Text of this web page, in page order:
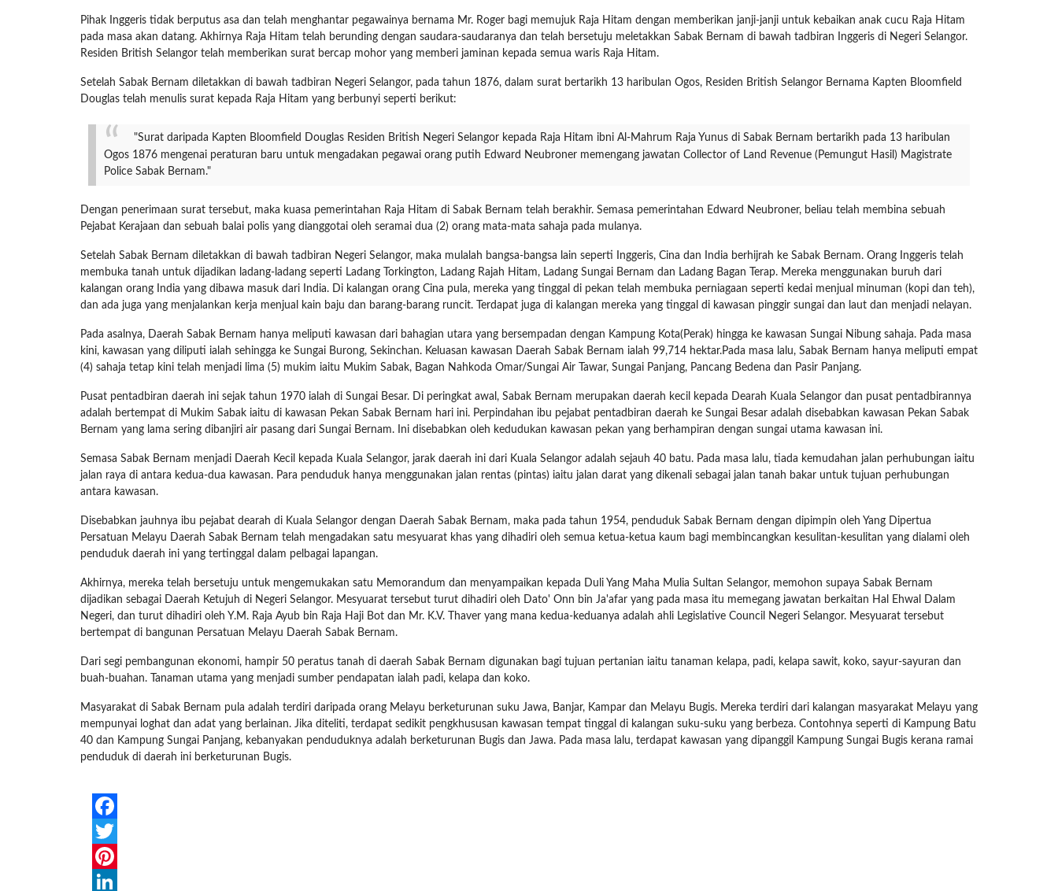
Pihak Inggeris tidak berputus asa dan telah menghantar pegawainya bernama Mr. Roger bagi memujuk Raja Hitam dengan memberikan janji-janji untuk kebaikan anak cucu Raja Hitam
pada masa akan datang. Akhirnya Raja Hitam telah berunding dengan saudara-saudaranya dan telah bersetuju meletakkan Sabak Bernam di bawah tadbiran Inggeris di Negeri Selangor.
Residen British Selangor telah memberikan surat bercap mohor yang memberi jaminan kepada semua waris Raja Hitam.
Setelah Sabak Bernam diletakkan di bawah tadbiran Negeri Selangor, pada tahun 1876, dalam surat bertarikh 13 haribulan Ogos, Residen British Selangor Bernama Kapten Bloomfield
Douglas telah menulis surat kepada Raja Hitam yang berbunyi seperti berikut:
"Surat daripada Kapten Bloomfield Douglas Residen British Negeri Selangor kepada Raja Hitam ibni Al-Mahrum Raja Yunus di Sabak Bernam bertarikh pada 13 haribulan
Ogos 1876 mengenai peraturan baru untuk mengadakan pegawai orang putih Edward Neubroner memengang jawatan Collector of Land Revenue (Pemungut Hasil) Magistrate
Police Sabak Bernam."
Dengan penerimaan surat tersebut, maka kuasa pemerintahan Raja Hitam di Sabak Bernam telah berakhir. Semasa pemerintahan Edward Neubroner, beliau telah membina sebuah
Pejabat Kerajaan dan sebuah balai polis yang dianggotai oleh seramai dua (2) orang mata-mata sahaja pada mulanya.
Setelah Sabak Bernam diletakkan di bawah tadbiran Negeri Selangor, maka mulalah bangsa-bangsa lain seperti Inggeris, Cina dan India berhijrah ke Sabak Bernam. Orang Inggeris telah
membuka tanah untuk dijadikan ladang-ladang seperti Ladang Torkington, Ladang Rajah Hitam, Ladang Sungai Bernam dan Ladang Bagan Terap. Mereka menggunakan buruh dari
kalangan orang India yang dibawa masuk dari India. Di kalangan orang Cina pula, mereka yang tinggal di pekan telah membuka perniagaan seperti kedai menjual minuman (kopi dan teh),
dan ada juga yang menjalankan kerja menjual kain baju dan barang-barang runcit. Terdapat juga di kalangan mereka yang tinggal di kawasan pinggir sungai dan laut dan menjadi nelayan.
Pada asalnya, Daerah Sabak Bernam hanya meliputi kawasan dari bahagian utara yang bersempadan dengan Kampung Kota(Perak) hingga ke kawasan Sungai Nibung sahaja. Pada masa
kini, kawasan yang diliputi ialah sehingga ke Sungai Burong, Sekinchan. Keluasan kawasan Daerah Sabak Bernam ialah 99,714 hektar.Pada masa lalu, Sabak Bernam hanya meliputi empat
(4) sahaja tetap kini telah menjadi lima (5) mukim iaitu Mukim Sabak, Bagan Nahkoda Omar/Sungai Air Tawar, Sungai Panjang, Pancang Bedena dan Pasir Panjang.
Pusat pentadbiran daerah ini sejak tahun 1970 ialah di Sungai Besar. Di peringkat awal, Sabak Bernam merupakan daerah kecil kepada Dearah Kuala Selangor dan pusat pentadbirannya
adalah bertempat di Mukim Sabak iaitu di kawasan Pekan Sabak Bernam hari ini. Perpindahan ibu pejabat pentadbiran daerah ke Sungai Besar adalah disebabkan kawasan Pekan Sabak
Bernam yang lama sering dibanjiri air pasang dari Sungai Bernam. Ini disebabkan oleh kedudukan kawasan pekan yang berhampiran dengan sungai utama kawasan ini.
Semasa Sabak Bernam menjadi Daerah Kecil kepada Kuala Selangor, jarak daerah ini dari Kuala Selangor adalah sejauh 40 batu. Pada masa lalu, tiada kemudahan jalan perhubungan iaitu
jalan raya di antara kedua-dua kawasan. Para penduduk hanya menggunakan jalan rentas (pintas) iaitu jalan darat yang dikenali sebagai jalan tanah bakar untuk tujuan perhubungan
antara kawasan.
Disebabkan jauhnya ibu pejabat dearah di Kuala Selangor dengan Daerah Sabak Bernam, maka pada tahun 1954, penduduk Sabak Bernam dengan dipimpin oleh Yang Dipertua
Persatuan Melayu Daerah Sabak Bernam telah mengadakan satu mesyuarat khas yang dihadiri oleh semua ketua-ketua kaum bagi membincangkan kesulitan-kesulitan yang dialami oleh
penduduk daerah ini yang tertinggal dalam pelbagai lapangan.
Akhirnya, mereka telah bersetuju untuk mengemukakan satu Memorandum dan menyampaikan kepada Duli Yang Maha Mulia Sultan Selangor, memohon supaya Sabak Bernam
dijadikan sebagai Daerah Ketujuh di Negeri Selangor. Mesyuarat tersebut turut dihadiri oleh Dato' Onn bin Ja'afar yang pada masa itu memegang jawatan berkaitan Hal Ehwal Dalam
Negeri, dan turut dihadiri oleh Y.M. Raja Ayub bin Raja Haji Bot dan Mr. K.V. Thaver yang mana kedua-keduanya adalah ahli Legislative Council Negeri Selangor. Mesyuarat tersebut
bertempat di bangunan Persatuan Melayu Daerah Sabak Bernam.
Dari segi pembangunan ekonomi, hampir 50 peratus tanah di daerah Sabak Bernam digunakan bagi tujuan pertanian iaitu tanaman kelapa, padi, kelapa sawit, koko, sayur-sayuran dan
buah-buahan. Tanaman utama yang menjadi sumber pendapatan ialah padi, kelapa dan koko.
Masyarakat di Sabak Bernam pula adalah terdiri daripada orang Melayu berketurunan suku Jawa, Banjar, Kampar dan Melayu Bugis. Mereka terdiri dari kalangan masyarakat Melayu yang
mempunyai loghat dan adat yang berlainan. Jika diteliti, terdapat sedikit pengkhususan kawasan tempat tinggal di kalangan suku-suku yang berbeza. Contohnya seperti di Kampung Batu
40 dan Kampung Sungai Panjang, kebanyakan penduduknya adalah berketurunan Bugis dan Jawa. Pada masa lalu, terdapat kawasan yang dipanggil Kampung Sungai Bugis kerana ramai
penduduk di daerah ini berketurunan Bugis.
Facebook
Twitter
Pinterest